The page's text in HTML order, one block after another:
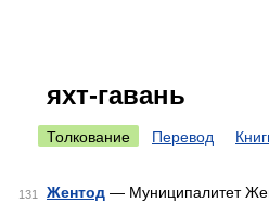
яхт-гавань
Толкование Перевод
131 Жентод — Муниципалитет